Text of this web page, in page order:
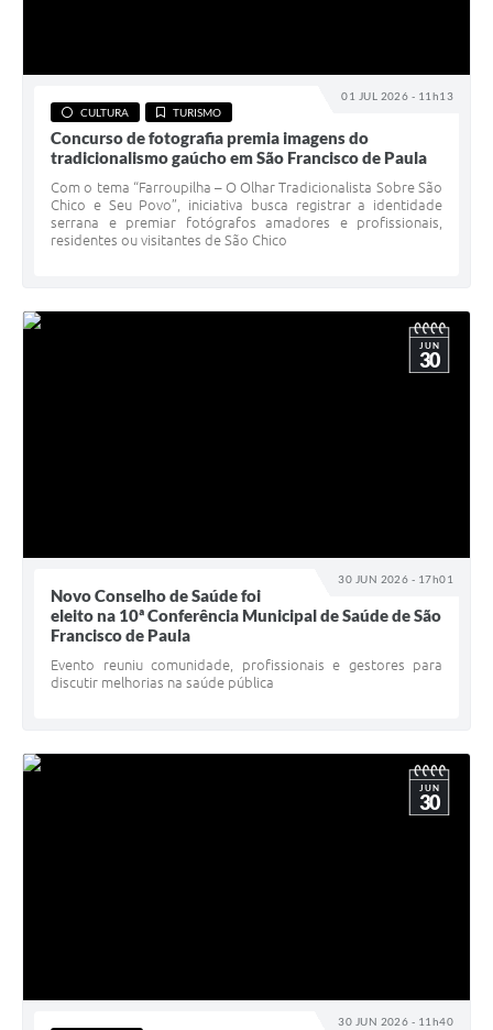
01 JUL 2026 - 11h13
CULTURA TURISMO
Concurso de fotografia premia imagens do
tradicionalismo gaúcho em São Francisco de Paula
Com o tema “Farroupilha – O Olhar Tradicionalista Sobre São
Chico e Seu Povo”, iniciativa busca registrar a identidade
serrana e premiar fotógrafos amadores e profissionais,
residentes ou visitantes de São Chico
30 JUN 2026 - 17h01
JUN
30
Novo Conselho de Saúde foi
eleito na 10ª Conferência Municipal de Saúde de São
Francisco de Paula
Evento reuniu comunidade, profissionais e gestores para
discutir melhorias na saúde pública
30 JUN 2026 - 11h40
JUN
30